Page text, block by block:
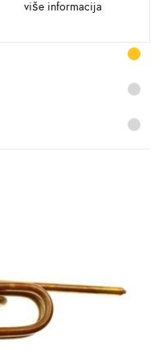
više informacija